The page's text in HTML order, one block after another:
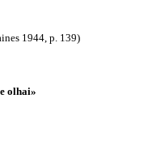
1944, p. 139)
olhai»